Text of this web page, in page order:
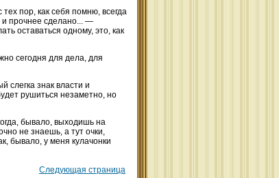
пор, как себя помню, всегда
и прочнее сделано... —
оставаться одному, это, как
сегодня для дела, для
знак власти и
рушиться незаметно, но
бывало, выходишь на
не знаешь, а тут очки,
бывало, у меня кулачонки
Следующая страница